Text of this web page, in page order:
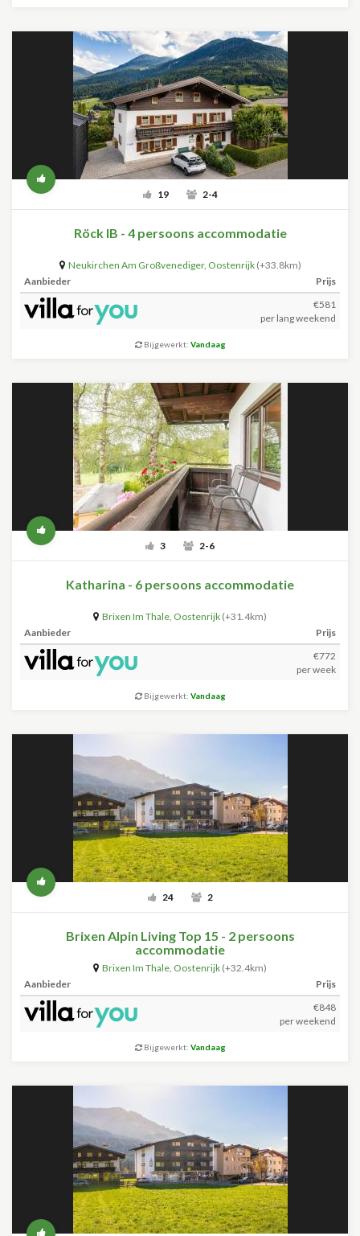
19 2-4
Röck IB - 4 persoons accommodatie
Neukirchen Am Großvenediger, Oostenrijk (+33.8km)
Aanbieder
Prijs
€581
per lang weekend
Bijgewerkt: Vandaag
3 2-6
Katharina - 6 persoons accommodatie
Brixen Im Thale, Oostenrijk (+31.4km)
Aanbieder
Prijs
€772
per week
Bijgewerkt: Vandaag
24 2
Brixen Alpin Living Top 15 - 2 persoons
accommodatie
Brixen Im Thale, Oostenrijk (+32.4km)
Aanbieder
Prijs
€848
per weekend
Bijgewerkt: Vandaag